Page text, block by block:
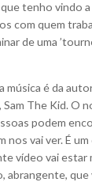
tenho vindo
com quem
de uma
música é da
The Kid. O
podem
nos vai ver. É
vídeo vai estar
que